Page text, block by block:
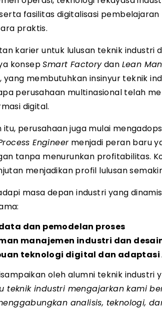
fasilitas digitalisasi
praktis.
karier untuk lulusan teknik industri
konsepSmart Factorydan Lean
yang membutuhkan insinyur teknik
perusahaan multinasional telah
digital.
itu, perusahaan juga mulai
Engineermenjadi peran baru
tanpa menurunkan profitabilitas.
menjadikan profil lulusan
masa depan industri yang
dan pemodelan proses
manajemen industri dan
teknologi digital dan adaptasi
oleh alumni teknik industri
teknik industri mengajarkan kami
analisis, teknologi,